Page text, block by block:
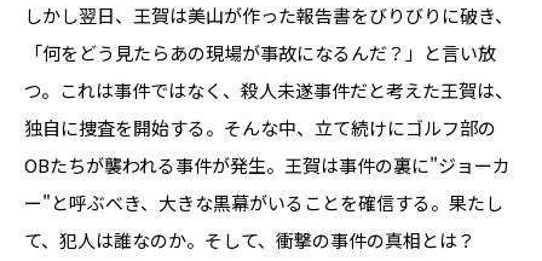
しかし翌日、王賀は美山が作った報告書をびりびりに破き、
「何をどう見たらあの現場が事故になるんだ？」と言い放
つ。これは事件ではなく、殺人未遂事件だと考えた王賀は、
独自に捜査を開始する。そんな中、立て続けにゴルフ部の
OBたちが襲われる事件が発生。王賀は事件の裏に"ジョーカ
ー"と呼ぶべき、大きな黒幕がいることを確信する。果たし
て、犯人は誰なのか。そして、衝撃の事件の真相とは？